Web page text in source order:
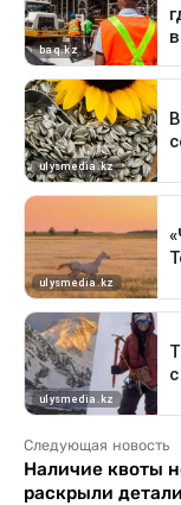
Следующая новость
Наличие квоты
раскрыли